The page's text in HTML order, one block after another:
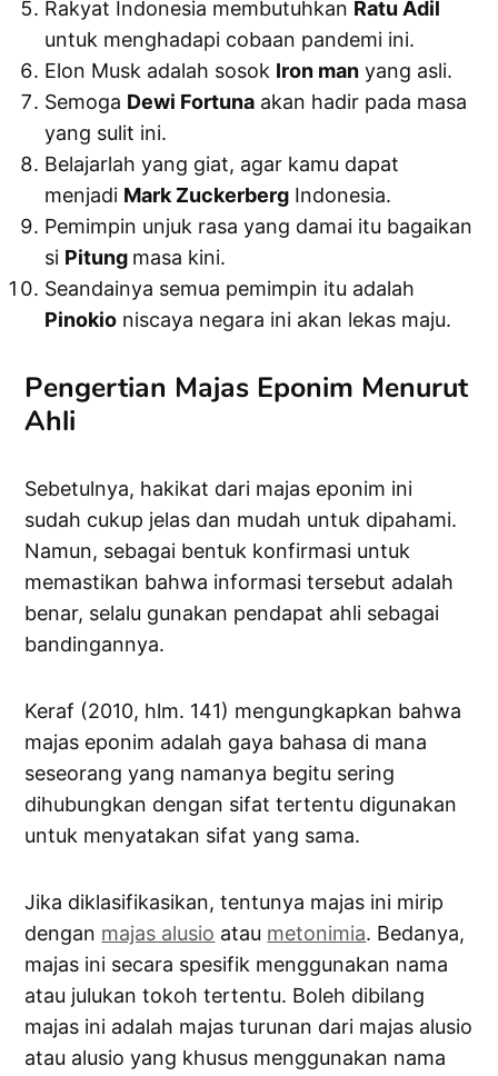
Rakyat Indonesia membutuhkan Ratu Adil
untuk menghadapi cobaan pandemi ini.
Elon Musk adalah sosok Iron man yang asli.
Semoga Dewi Fortuna akan hadir pada masa
yang sulit ini.
Belajarlah yang giat, agar kamu dapat
menjadi Mark Zuckerberg Indonesia.
Pemimpin unjuk rasa yang damai itu bagaikan
si Pitung masa kini.
Seandainya semua pemimpin itu adalah
Pinokio niscaya negara ini akan lekas maju.
Pengertian Majas Eponim Menurut
Ahli
Sebetulnya, hakikat dari majas eponim ini
sudah cukup jelas dan mudah untuk dipahami.
Namun, sebagai bentuk konfirmasi untuk
memastikan bahwa informasi tersebut adalah
benar, selalu gunakan pendapat ahli sebagai
bandingannya.
Keraf (2010, hlm. 141) mengungkapkan bahwa
majas eponim adalah gaya bahasa di mana
seseorang yang namanya begitu sering
dihubungkan dengan sifat tertentu digunakan
untuk menyatakan sifat yang sama.
Jika diklasifikasikan, tentunya majas ini mirip
dengan majas alusio atau metonimia. Bedanya,
majas ini secara spesifik menggunakan nama
atau julukan tokoh tertentu. Boleh dibilang
majas ini adalah majas turunan dari majas alusio
atau alusio yang khusus menggunakan nama